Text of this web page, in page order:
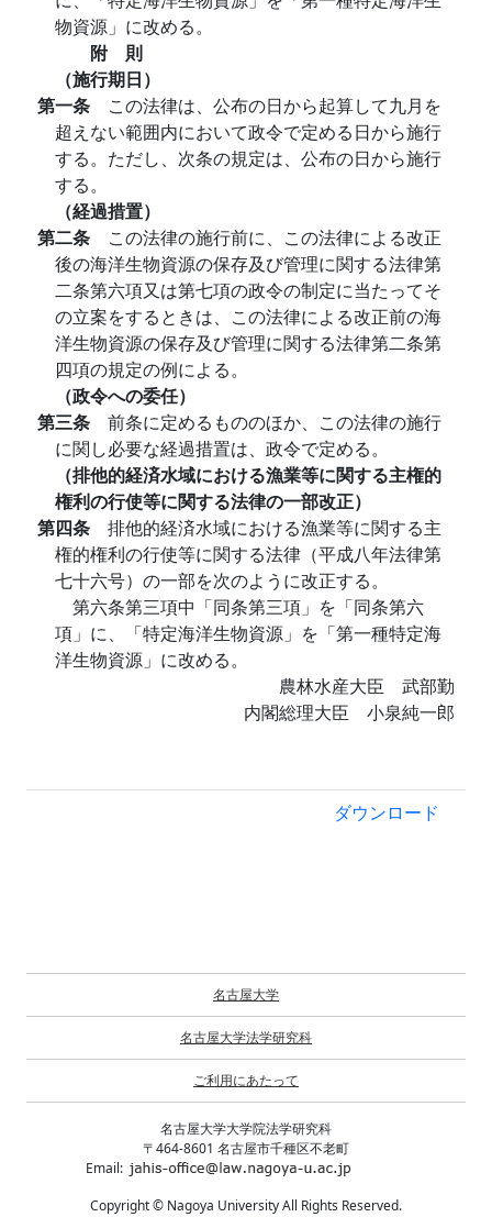
物資源」に改める。
附 則
（施行期日）
第一条 この法律は、公布の日から起算して九月を
超えない範囲内において政令で定める日から施行
する。ただし、次条の規定は、公布の日から施行
する。
（経過措置）
第二条 この法律の施行前に、この法律による改正
後の海洋生物資源の保存及び管理に関する法律第
二条第六項又は第七項の政令の制定に当たってそ
の立案をするときは、この法律による改正前の海
洋生物資源の保存及び管理に関する法律第二条第
四項の規定の例による。
（政令への委任）
第三条 前条に定めるもののほか、この法律の施行
に関し必要な経過措置は、政令で定める。
（排他的経済水域における漁業等に関する主権的
権利の行使等に関する法律の一部改正）
第四条 排他的経済水域における漁業等に関する主
権的権利の行使等に関する法律（平成八年法律第
七十六号）の一部を次のように改正する。
第六条第三項中「同条第三項」を「同条第六
項」に、「特定海洋生物資源」を「第一種特定海
洋生物資源」に改める。
農林水産大臣 武部勤
内閣総理大臣 小泉純一郎
ダウンロード
名古屋大学
名古屋大学法学研究科
ご利用にあたって
名古屋大学大学院法学研究科
〒464-8601 名古屋市千種区不老町
Email:
Copyright © Nagoya University All Rights Reserved.